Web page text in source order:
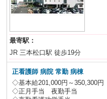
最寄駅：
JR 三本松口駅 徒歩19分
正看護師 病院 常勤 病棟
◇基本給201,000円～350,300円
◇正月手当 夜勤手当